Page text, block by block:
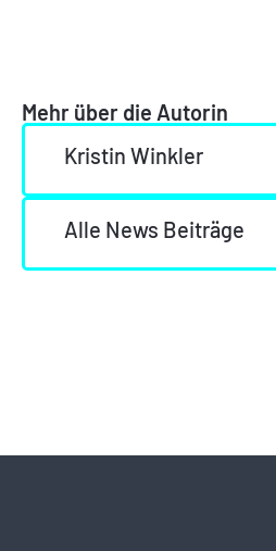
Mehr über die Autorin
Kristin Winkler
Alle News Beiträge